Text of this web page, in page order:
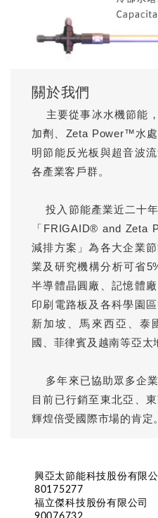
關於我們
主要從事冰水機節能
加劑、Zeta Power™水
明節能反光板與超音波
各產業客戶群。
投入節能產業近二十
「FRIGAID® and Zeta
減排方案」為各大企業
業及研究機構分析可省
半導體晶圓廠、記憶體
印刷電路板及各科學園
新加坡、馬來西亞、泰
國、菲律賓及越南等亞太
多年來已協助眾多企業
目前已行銷至東北亞、
輝煌倍受國際市場的肯定。
興亞太節能科技股份有限公
80175277
福立傑科技股份有限公司